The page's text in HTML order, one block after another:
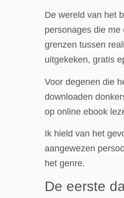
De wereld van het
personages die
grenzen tussen
uitgekeken, gratis
Voor degenen die
downloaden
op online ebook
Ik hield van het
aangewezen
het genre.
De eerste